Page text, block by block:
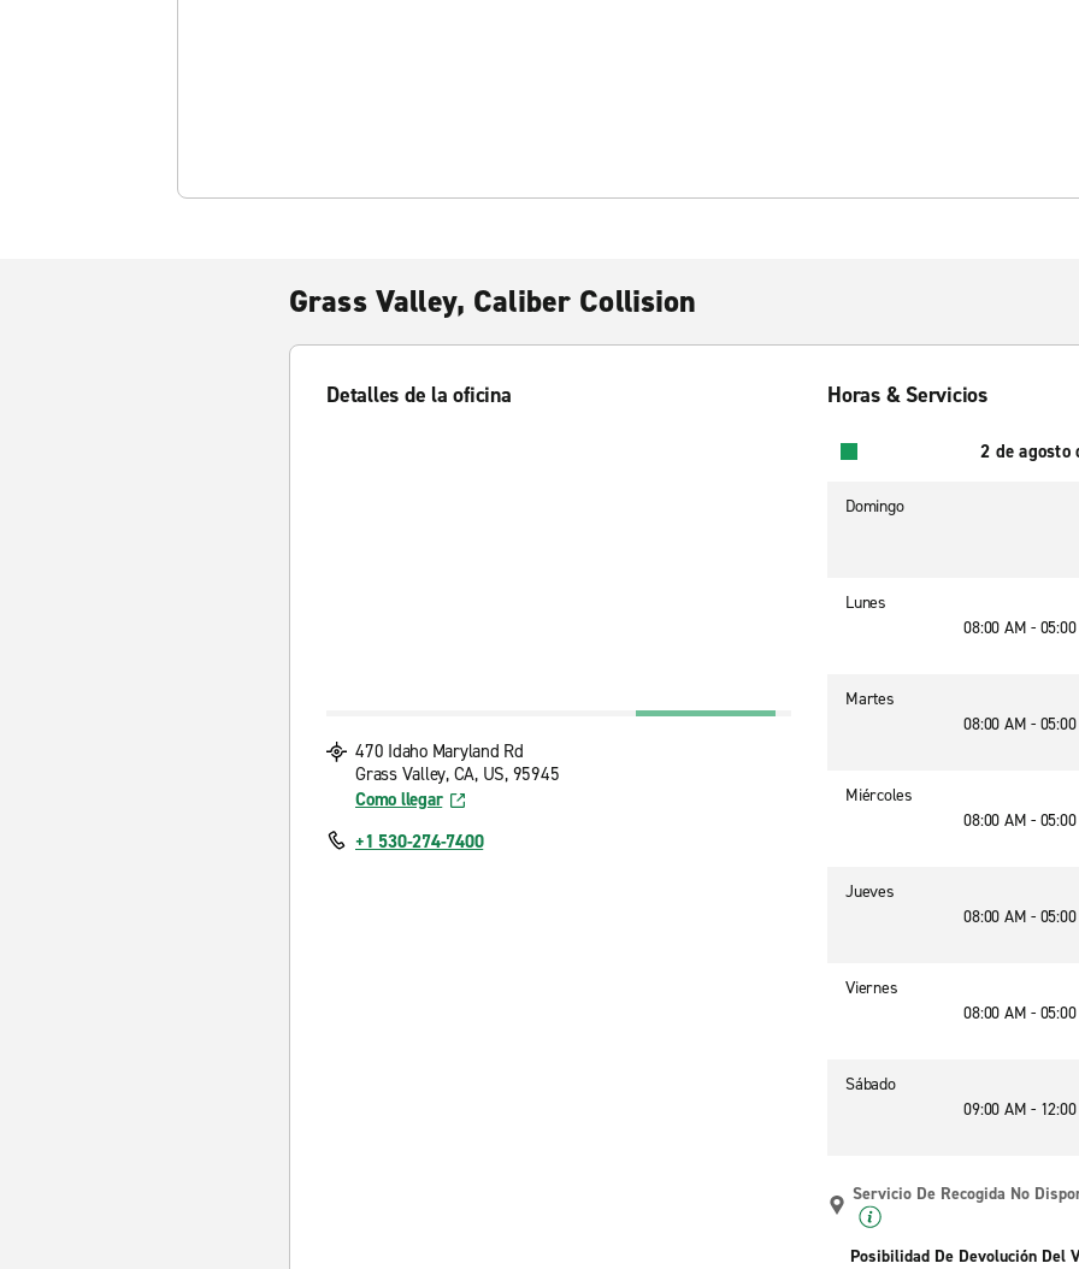
Grass Valley, Caliber Collision
Detalles de la oficina
470 Idaho Maryland Rd
Grass Valley, CA, US, 95945
Como llegar
+1 530-274-7400
Horas & Servicios
2 de agosto
Domingo
Lunes
08:00 AM -
Martes
08:00 AM -
Miércoles
08:00 AM -
Jueves
08:00 AM -
Viernes
08:00 AM -
Sábado
09:00 AM -
Servicio De Recogida No
Posibilidad De Devolución Del